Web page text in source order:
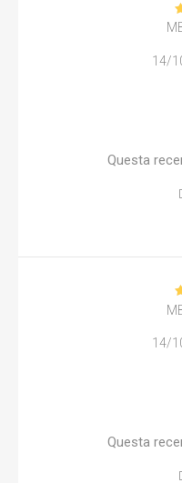
14/
Questa
14/
Questa